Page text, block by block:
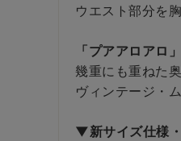
ウエスト部分を
「プアアロアロ」
幾重にも重ねた
ヴィンテージ・
▼新サイズ仕様